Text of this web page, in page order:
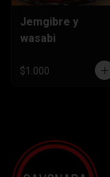
Jemgibre y
wasabi
$1.000